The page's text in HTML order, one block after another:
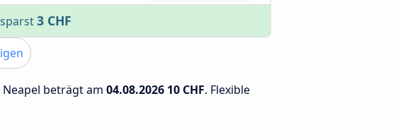
3 CHF
beträgt am 04.08.2026 10 CHF. Flexible